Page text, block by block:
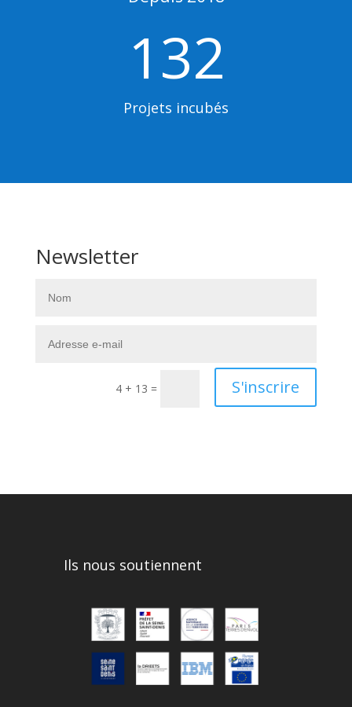
132
Projets incubés
Newsletter
4 + 13 = S'inscrire
Ils nous soutiennent